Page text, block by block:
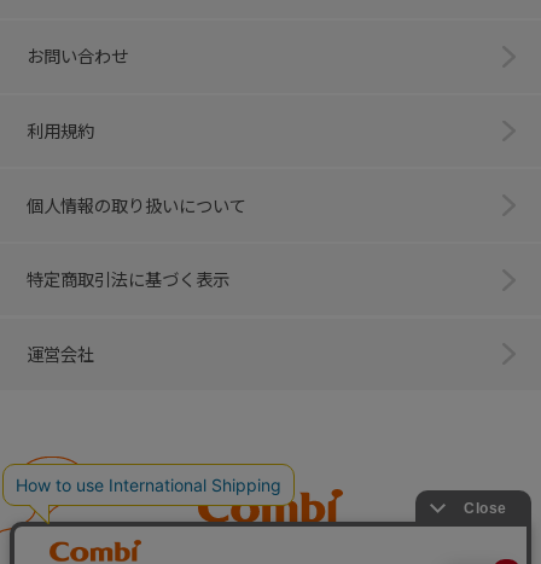
お問い合わせ
利用規約
個人情報の取り扱いについて
特定商取引法に基づく表示
運営会社